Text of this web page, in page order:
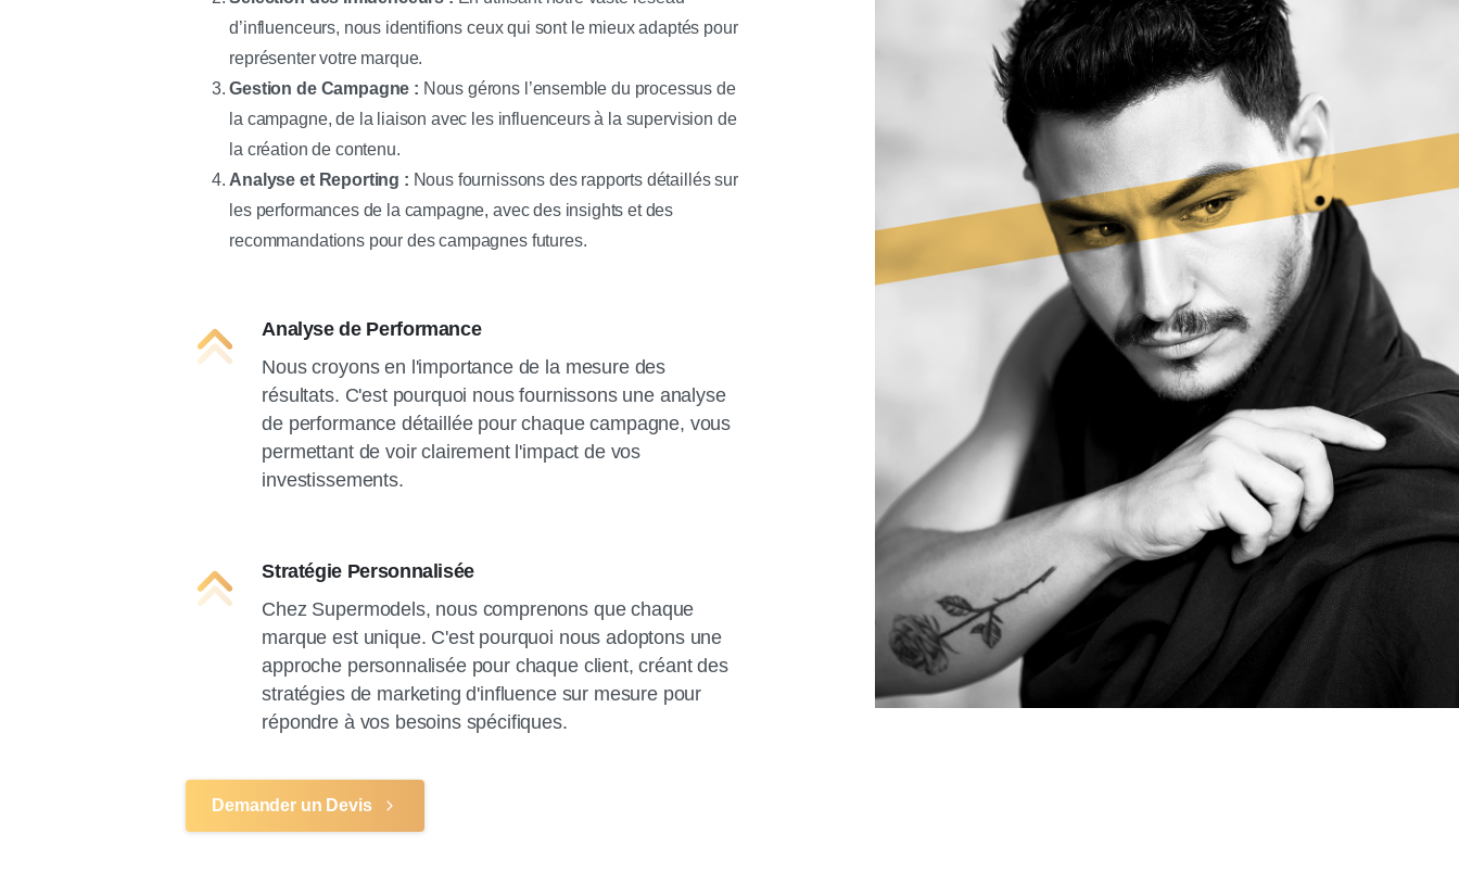
d’influenceurs, nous identifions ceux qui sont le mieux adaptés pour
représenter votre marque.
Gestion de Campagne : Nous gérons l’ensemble du processus de
la campagne, de la liaison avec les influenceurs à la supervision de
la création de contenu.
Analyse et Reporting : Nous fournissons des rapports détaillés sur
les performances de la campagne, avec des insights et des
recommandations pour des campagnes futures.
Analyse de Performance
Nous croyons en l'importance de la mesure des
résultats. C'est pourquoi nous fournissons une analyse
de performance détaillée pour chaque campagne, vous
permettant de voir clairement l'impact de vos
investissements.
Stratégie Personnalisée
Chez Supermodels, nous comprenons que chaque
marque est unique. C'est pourquoi nous adoptons une
approche personnalisée pour chaque client, créant des
stratégies de marketing d'influence sur mesure pour
répondre à vos besoins spécifiques.
Demander un Devis